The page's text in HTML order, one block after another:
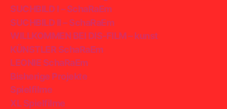
SUCHBILD I – SchaRaEm
SUCHBILD II – SchaRaEm
WILLKOMMEN BEI DIS-FILM – kunst
KÜNSTLER SchaRaEm
LEONIE SchaRaEm
Bisherige Projekte
Spielfilme
XL Spielfilme